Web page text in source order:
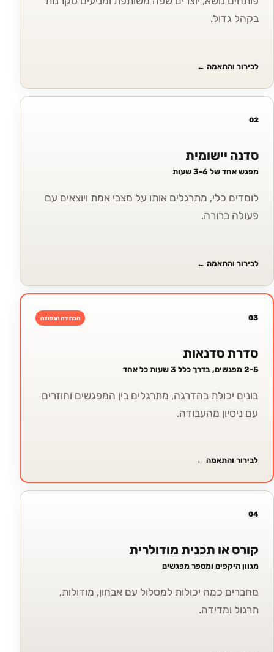
בקהל גדול.
לבירור והתאמה ←
02
סדנה יישומית
מפגש אחד של 3-6 שעות
לומדים כלי, מתרגלים אותו על מצבי אמת ויוצאים עם
פעולה ברורה.
לבירור והתאמה ←
03 הבחירה הנפוצה
סדרת סדנאות
2-5 מפגשים, בדרך כלל 3 שעות כל אחד
בונים יכולת בהדרגה, מתרגלים בין המפגשים וחוזרים
עם ניסיון מהעבודה.
לבירור והתאמה ←
04
קורס או תכנית מודולרית
מגוון היקפים ומספר מפגשים
מחברים כמה יכולות למסלול עם אבחון, מודולות,
תרגול ומדידה.